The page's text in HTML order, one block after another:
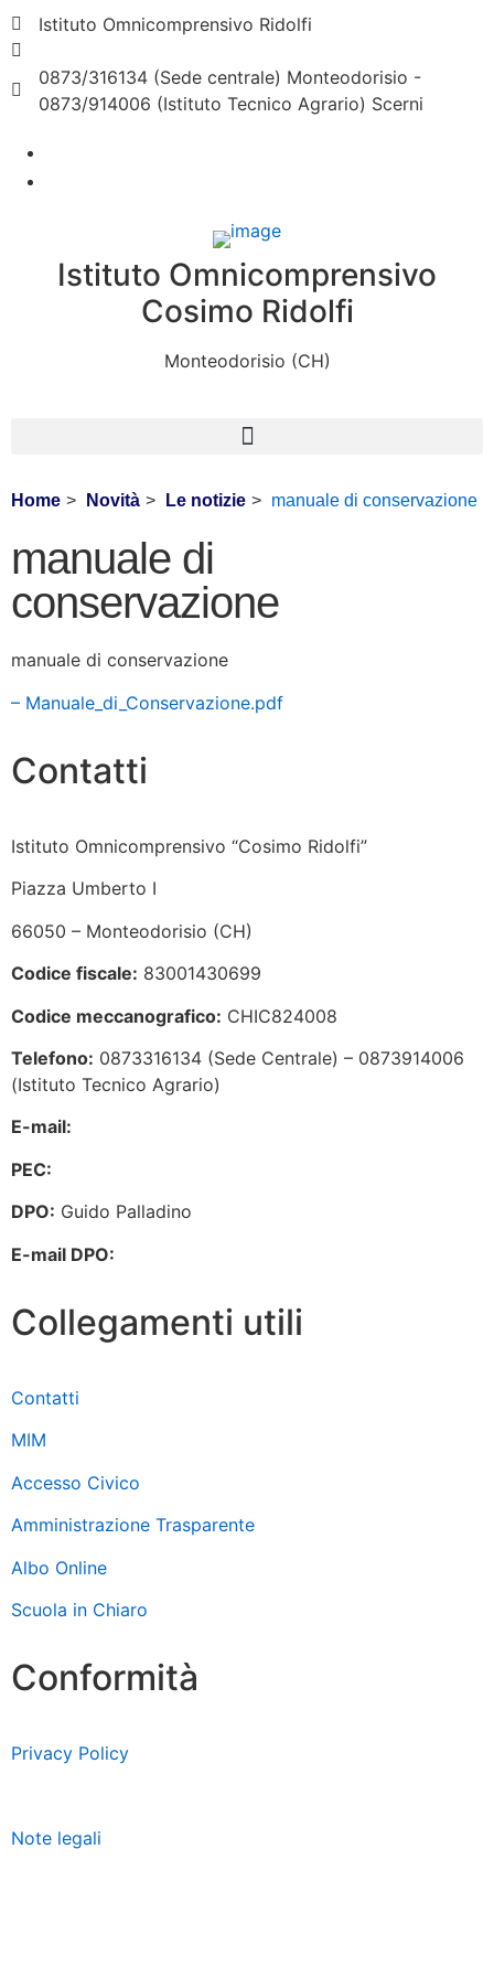
Istituto Omnicomprensivo Ridolfi
0873/316134 (Sede centrale) Monteodorisio -
0873/914006 (Istituto Tecnico Agrario) Scerni
Istituto Omnicomprensivo
Cosimo Ridolfi
Monteodorisio (CH)
Home Novità Le notizie manuale di conservazione
manuale di
conservazione
manuale di conservazione
– Manuale_di_Conservazione.pdf
Contatti
Istituto Omnicomprensivo “Cosimo Ridolfi”
Piazza Umberto I
66050 – Monteodorisio (CH)
Codice fiscale: 83001430699
Codice meccanografico: CHIC824008
Telefono: 0873316134 (Sede Centrale) – 0873914006
(Istituto Tecnico Agrario)
E-mail:
PEC:
DPO: Guido Palladino
E-mail DPO:
Collegamenti utili
Contatti
MIM
Accesso Civico
Amministrazione Trasparente
Albo Online
Scuola in Chiaro
Conformità
Privacy Policy
Note legali